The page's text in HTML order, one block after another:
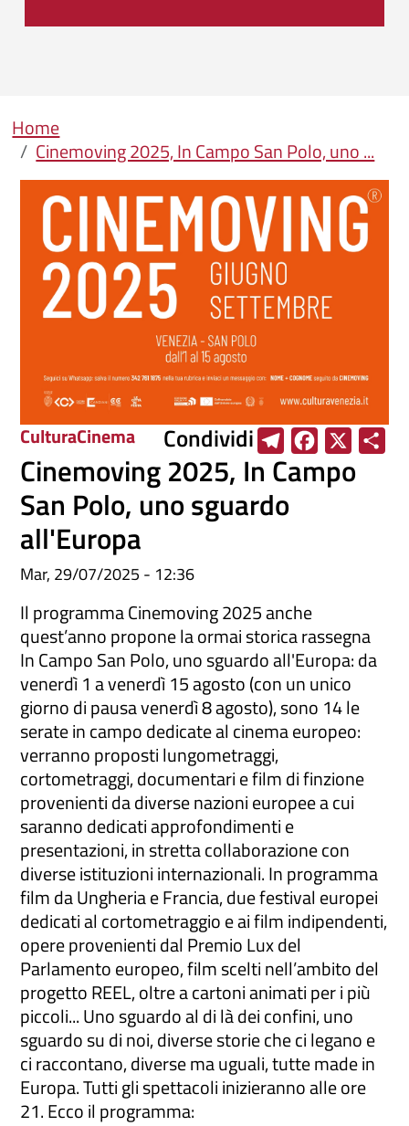
Briciole di pane
Home
Cinemoving 2025, In Campo San Polo, uno ...
CulturaCinema Condividi
e
e
m
a
Cinemoving 2025, In Campo
San Polo, uno sguardo
all'Europa
Mar, 29/07/2025 - 12:36
Il programma Cinemoving 2025 anche
quest’anno propone la ormai storica rassegna
In Campo San Polo, uno sguardo all'Europa: da
venerdì 1 a venerdì 15 agosto (con un unico
giorno di pausa venerdì 8 agosto), sono 14 le
serate in campo dedicate al cinema europeo:
verranno proposti lungometraggi,
cortometraggi, documentari e film di finzione
provenienti da diverse nazioni europee a cui
saranno dedicati approfondimenti e
presentazioni, in stretta collaborazione con
diverse istituzioni internazionali. In programma
film da Ungheria e Francia, due festival europei
dedicati al cortometraggio e ai film indipendenti,
opere provenienti dal Premio Lux del
Parlamento europeo, film scelti nell’ambito del
progetto REEL, oltre a cartoni animati per i più
piccoli... Uno sguardo al di là dei confini, uno
sguardo su di noi, diverse storie che ci legano e
ci raccontano, diverse ma uguali, tutte made in
Europa. Tutti gli spettacoli inizieranno alle ore
21. Ecco il programma: